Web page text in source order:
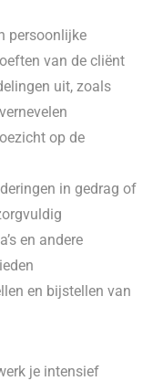
persoonlijke
van de cliënt
uit, zoals
op de
in gedrag of
en andere
en bijstellen van
je intensief